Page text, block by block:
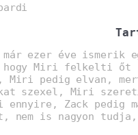
ezer éve ismerik
Miri felkelti őt
Miri pedig elvan,
szexel, Miri
Zack pedig
nem is nagyon